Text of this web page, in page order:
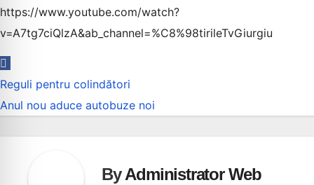
https://www.youtube.com/watch?
v=A7tg7ciQlzA&ab_channel=%C8%98tirileTvGiurgiu
Navigare
în
Reguli pentru colindători
Anul nou aduce autobuze noi
ByAdministrator Web